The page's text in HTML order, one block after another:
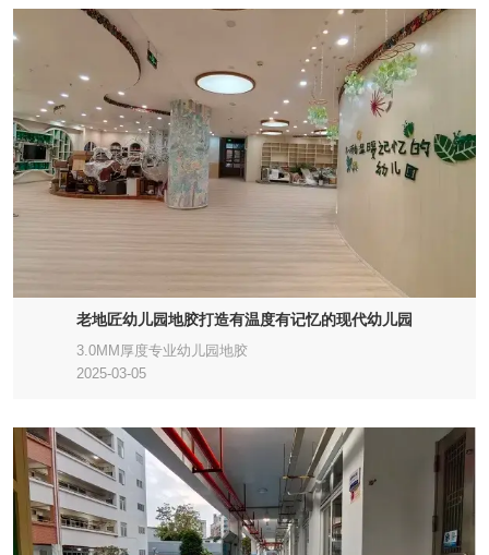
老地匠幼儿园地胶打造有温度有记忆的现代幼儿园
3.0MM厚度专业幼儿园地胶
2025-03-05